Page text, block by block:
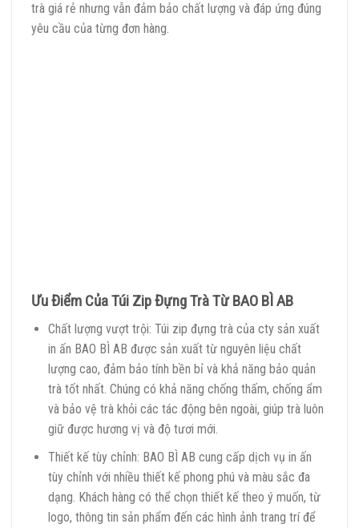
trà giá rẻ nhưng vẫn đảm bảo chất lượng và đáp ứng đúng
yêu cầu của từng đơn hàng.
Ưu Điểm Của Túi Zip Đựng Trà Từ BAO BÌ AB
Chất lượng vượt trội: Túi zip đựng trà của cty sản xuất
in ấn BAO BÌ AB được sản xuất từ nguyên liệu chất
lượng cao, đảm bảo tính bền bỉ và khả năng bảo quản
trà tốt nhất. Chúng có khả năng chống thấm, chống ẩm
và bảo vệ trà khỏi các tác động bên ngoài, giúp trà luôn
giữ được hương vị và độ tươi mới.
Thiết kế tùy chỉnh: BAO BÌ AB cung cấp dịch vụ in ấn
tùy chỉnh với nhiều thiết kế phong phú và màu sắc đa
dạng. Khách hàng có thể chọn thiết kế theo ý muốn, từ
logo, thông tin sản phẩm đến các hình ảnh trang trí để